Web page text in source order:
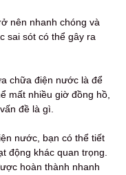
nên nhanh chóng và
sai sót có thể gây ra
chữa điện nước là để
mất nhiều giờ đồng hồ,
đề là gì.
nước, bạn có thể tiết
động khác quan trọng.
hoàn thành nhanh